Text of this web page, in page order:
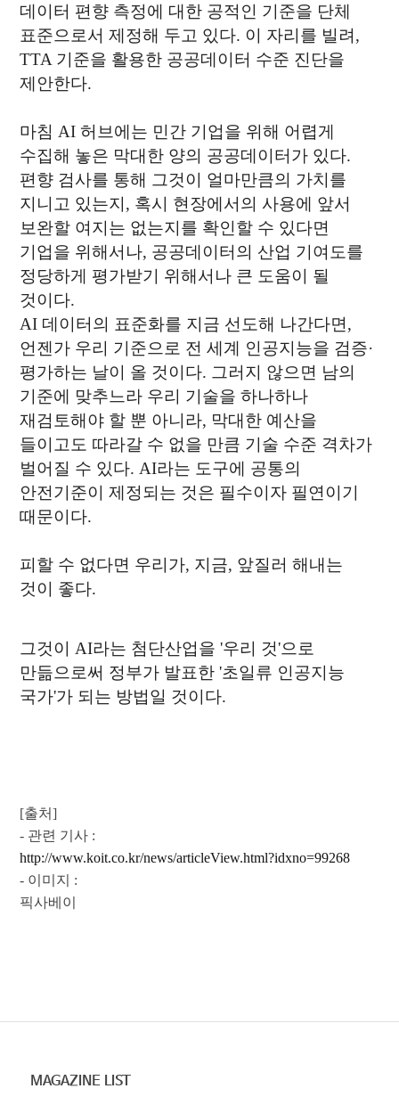
데이터 편향 측정에 대한 공적인 기준을 단체
표준으로서 제정해 두고 있다. 이 자리를 빌려,
TTA 기준을 활용한 공공데이터 수준 진단을
제안한다.
마침 AI 허브에는 민간 기업을 위해 어렵게
수집해 놓은 막대한 양의 공공데이터가 있다.
편향 검사를 통해 그것이 얼마만큼의 가치를
지니고 있는지, 혹시 현장에서의 사용에 앞서
보완할 여지는 없는지를 확인할 수 있다면
기업을 위해서나, 공공데이터의 산업 기여도를
정당하게 평가받기 위해서나 큰 도움이 될
것이다.
AI 데이터의 표준화를 지금 선도해 나간다면,
언젠가 우리 기준으로 전 세계 인공지능을 검증·
평가하는 날이 올 것이다. 그러지 않으면 남의
기준에 맞추느라 우리 기술을 하나하나
재검토해야 할 뿐 아니라, 막대한 예산을
들이고도 따라갈 수 없을 만큼 기술 수준 격차가
벌어질 수 있다. AI라는 도구에 공통의
안전기준이 제정되는 것은 필수이자 필연이기
때문이다.
피할 수 없다면 우리가, 지금, 앞질러 해내는
것이 좋다.
그것이 AI라는 첨단산업을 '우리 것'으로
만듦으로써 정부가 발표한 '초일류 인공지능
국가'가 되는 방법일 것이다.
[출처]
- 관련 기사 :
http://www.koit.co.kr/news/articleView.html?idxno=99268
- 이미지 :
픽사베이
MAGAZINE LIST